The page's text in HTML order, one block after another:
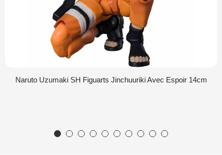
Naruto Uzumaki SH Figuarts Jinchuuriki Avec Espoir 14cm